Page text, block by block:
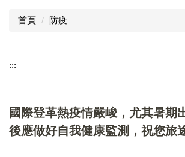
首頁 防疫
:::
國際登革熱疫情嚴峻，尤其暑期
後應做好自我健康監測，祝您旅